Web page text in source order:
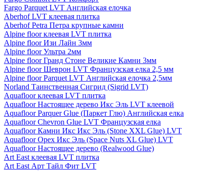
Fargo Parquet LVT Английская елочка
Aberhof LVT клеевая плитка
Aberhof Petra Петра крупные камни
Alpine floor клеевая LVT плитка
Alpine floor Изи Лайн 3мм
Alpine floor Ультра 2мм
Alpine floor Гранд Стоне Великие Камни 3мм
Alpine floor Шеврон LVT Французская елка 2,5 мм
Alpine floor Parquet LVT Английская елочка 2,5мм
Norland Таинственная Сигрид (Sigrid LVT)
Aquafloor клеевая LVT плитка
Aquafloor Настоящее дерево Икс Эль LVT клеевой
Aquafloor Parquer Glue (Паркет Глю) Английская елка
Aquafloor Chevron Glue LVT Французская елка
Aquafloor Камни Икс Икс Эль (Stone XXL Glue) LVT
Aquafloor Орех Икс Эль (Space Nuts XL Glue) LVT
Aquafloor Настоящее дерево (Realwood Glue)
Art East клеевая LVT плитка
Art East Арт Тайл Фит LVT